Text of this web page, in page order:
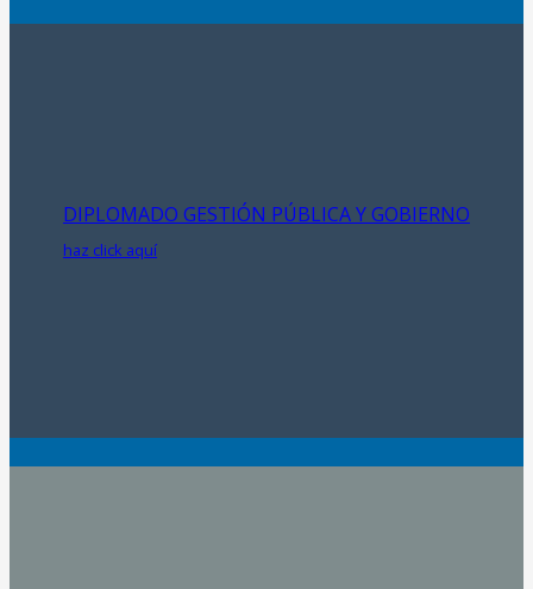
DIPLOMADO GESTIÓN PÚBLICA Y GOBIERNO
haz click aquí